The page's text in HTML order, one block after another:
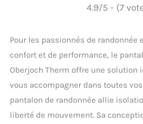
4.9/5 - (7
Pour les passionnés de randonnée
confort et de performance, le
Oberjoch Therm offre une solution
vous accompagner dans toutes
pantalon de randonnée allie
liberté de mouvement. Sa